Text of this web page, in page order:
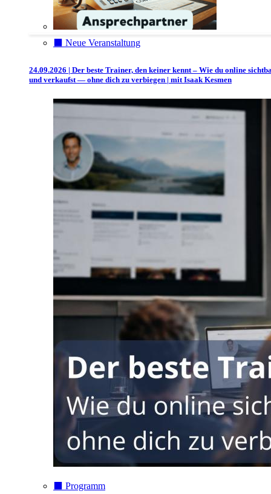
⬛️ Neue Veranstaltung
24.09.2026 | Der beste Trainer, den keiner kennt – Wie du online
und verkaufst — ohne dich zu verbiegen | mit Isaak Kesmen
⬛️ Programm